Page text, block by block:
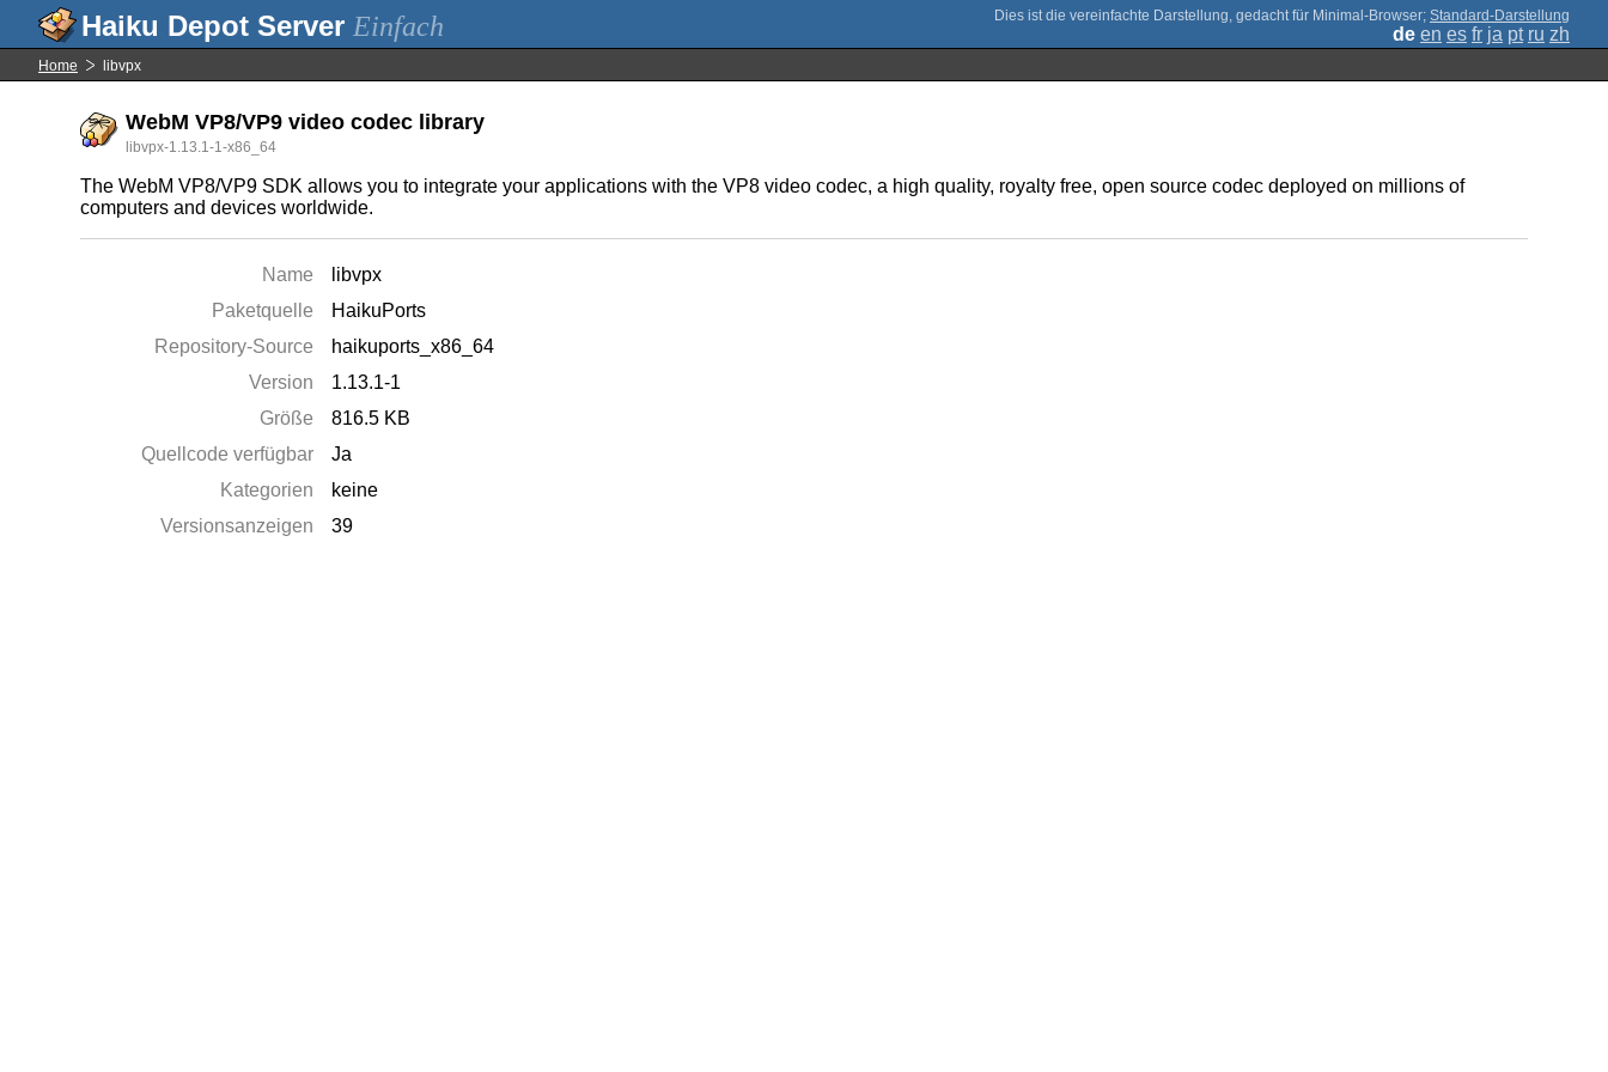
Einfach ; Standard-Darstellung
de en es fr ja pt ru zh
Home libvpx
WebM VP8/VP9 video codec library
libvpx-1.13.1-1-x86_64
The WebM VP8/VP9 SDK allows you to integrate your applications with the VP8 video codec, a high quality, royalty free, open source codec deployed on millions of
computers and devices worldwide.
Name
libvpx
Paketquelle
HaikuPorts
Repository-Source
haikuports_x86_64
Version
1.13.1-1
Größe
816.5 KB
Quellcode verfügbar
Ja
Kategorien
keine
Versionsanzeigen
39